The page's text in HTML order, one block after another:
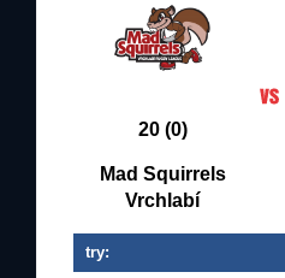
20 (0)
Mad Squirrels
Vrchlabí
try: